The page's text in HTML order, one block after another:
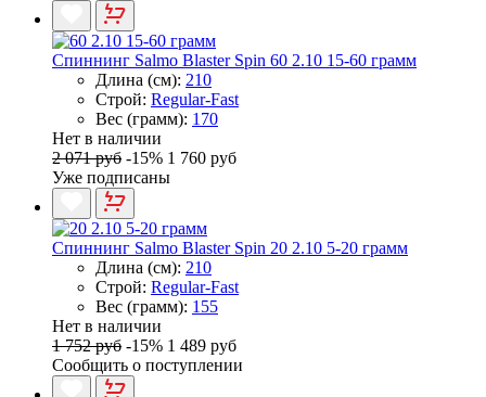
Спиннинг Salmo Blaster Spin 60 2.10 15-60 грамм
Длина (см): 210
Строй: Regular-Fast
Вес (грамм): 170
Нет в наличии
2 071 руб -15% 1 760 руб
Уже подписаны
Спиннинг Salmo Blaster Spin 20 2.10 5-20 грамм
Длина (см): 210
Строй: Regular-Fast
Вес (грамм): 155
Нет в наличии
1 752 руб -15% 1 489 руб
Сообщить о поступлении